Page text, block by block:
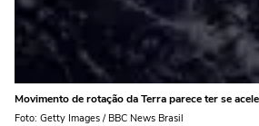
Movimento de rotação da Terra parece ter se
Foto: Getty Images / BBC News Brasil